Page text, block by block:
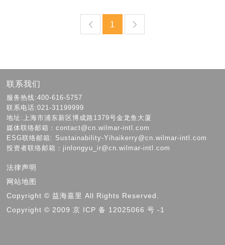
1
联系我们
服务热线:400-616-5757
联系电话:021-31199999
地址:上海市浦东新区博成路1379号金龙鱼大厦
媒体联络邮箱：contact@cn.wilmar-intl.com
ESG联络邮箱: Sustainability-Yihaikerry@cn.wilmar-intl.com
投资者联络邮箱：jinlongyu_ir@cn.wilmar-intl.com
法律声明
网站地图
Copyright © 益海嘉里 All Rights Reserved.
Copyright © 2009 京 ICP 备 12025066 号 -1